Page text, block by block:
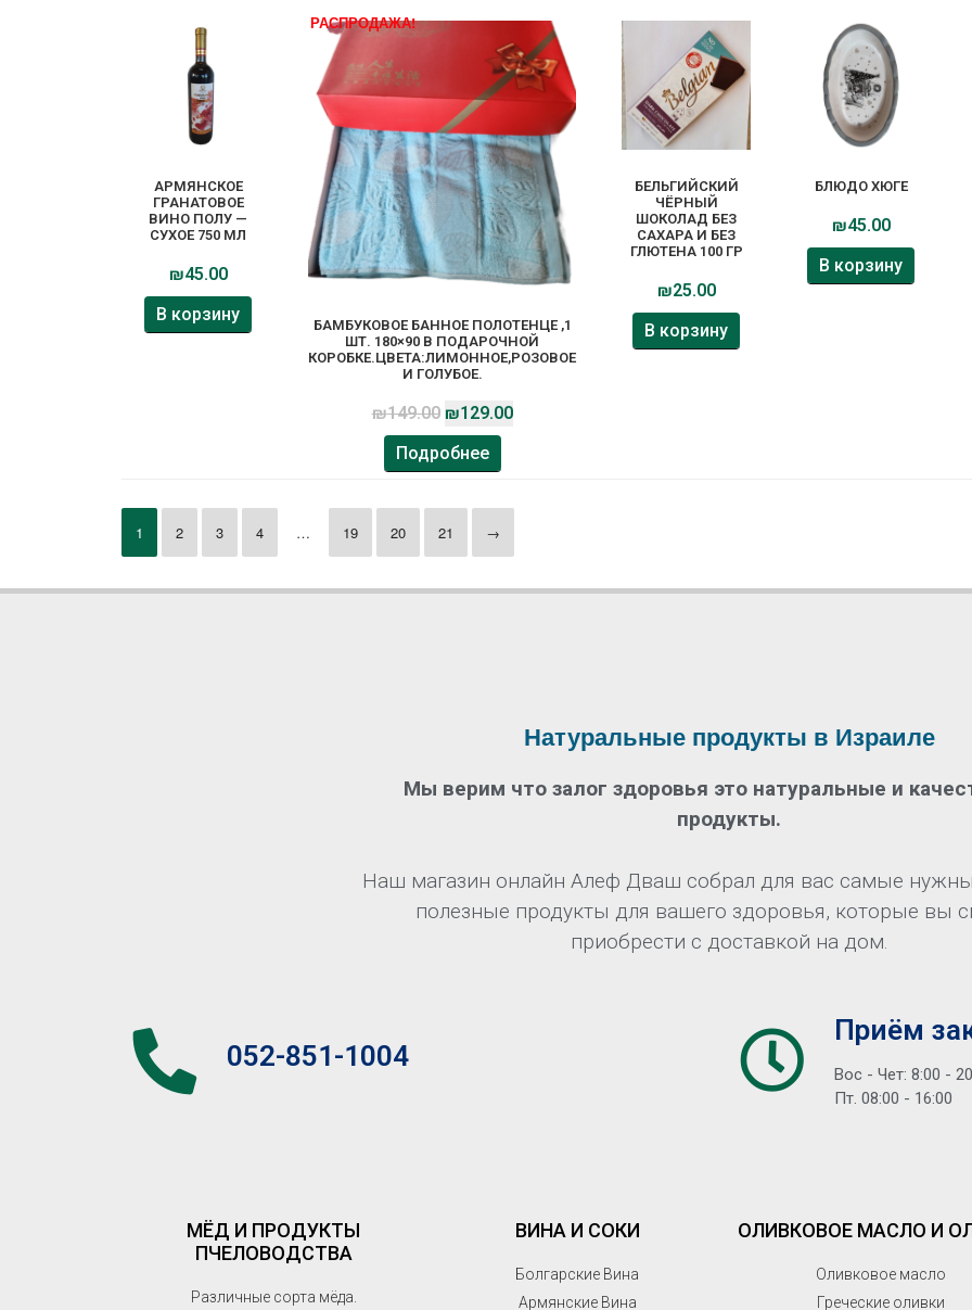
АРМЯНСКОЕ
ГРАНАТОВОЕ
ВИНО ПОЛУ —
СУХОЕ 750 МЛ
₪45.00
В корзину
РАСПРОДАЖА!
БАМБУКОВОЕ БАННОЕ ПОЛОТЕНЦЕ ,1
ШТ. 180×90 В ПОДАРОЧНОЙ
КОРОБКЕ.ЦВЕТА:ЛИМОННОЕ,РОЗОВОЕ
И ГОЛУБОЕ.
₪149.00 ₪129.00
Подробнее
БЕЛЬГИЙСКИЙ
ЧЁРНЫЙ
ШОКОЛАД БЕЗ
САХАРА И БЕЗ
ГЛЮТЕНА 100 ГР
₪25.00
В корзину
БЛЮДО ХЮГЕ
₪45.00
В корзину
1 2 3 4 … 19 20 21 →
Натуральные продукты в Израиле
Мы верим что залог здоровья это натуральные и
продукты.
Наш магазин онлайн Алеф Дваш собрал для вас самые
полезные продукты для вашего здоровья, которые вы
приобрести с доставкой на дом.
052-851-1004
Приём
Вос - Чет: 8:00 -
Пт. 08:00 - 16:00
МЁД И ПРОДУКТЫ
ПЧЕЛОВОДСТВА
Различные сорта мёда.
ВИНА И СОКИ
Болгарские Вина
Армянские Вина
ОЛИВКОВОЕ МАСЛО И
Оливковое масло
Греческие оливки